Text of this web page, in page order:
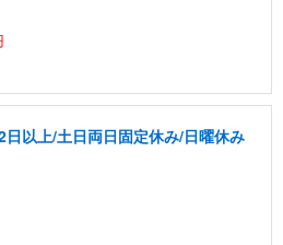
以上/土日両日固定休み/日曜休み